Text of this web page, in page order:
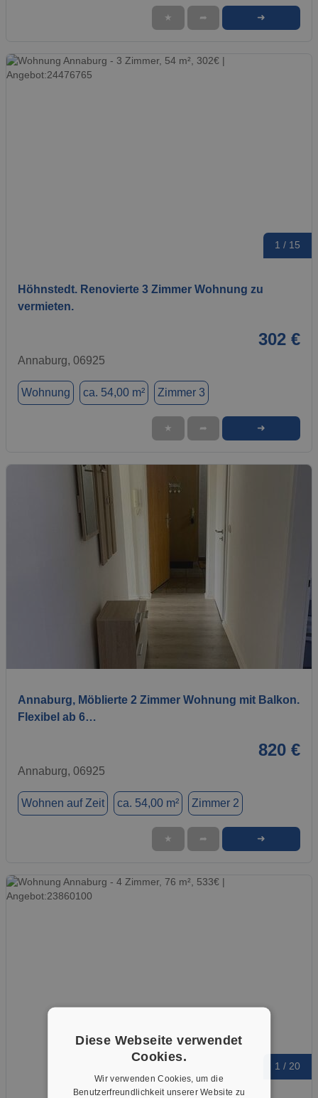
★ ➦ ➜
1 / 15
Höhnstedt. Renovierte 3 Zimmer Wohnung zu
vermieten.
302 €
Annaburg, 06925
Wohnung ca. 54,00 m² Zimmer 3
★ ➦ ➜
Annaburg, Möblierte 2 Zimmer Wohnung mit Balkon.
Flexibel ab 6…
820 €
Annaburg, 06925
Wohnen auf Zeit ca. 54,00 m² Zimmer 2
★ ➦ ➜
1 / 20
Diese Webseite verwendet
Cookies.
Wir verwenden Cookies, um die
Benutzerfreundlichkeit unserer Website zu